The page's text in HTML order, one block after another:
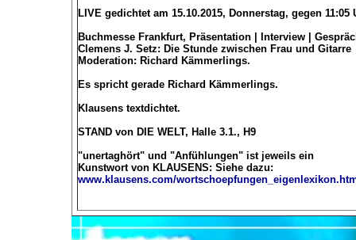
LIVE gedichtet am 15.10.2015, Donnerstag, gegen 11:05
Buchmesse Frankfurt, Präsentation | Interview |
Clemens J. Setz: Die Stunde zwischen Frau und Gitarre
Moderation: Richard Kämmerlings.
Es spricht gerade Richard Kämmerlings.
Klausens textdichtet.
STAND von DIE WELT, Halle 3.1., H9
"unertaghört" und "Anfühlungen" ist jeweils ein
Kunstwort von KLAUSENS: Siehe dazu:
www.klausens.com/